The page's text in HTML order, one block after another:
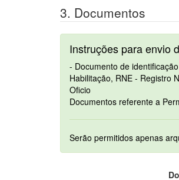
3. Documentos
Instruções para envio
- Documento de
Habilitação, RNE - Registro
Oficio
Documentos referente a